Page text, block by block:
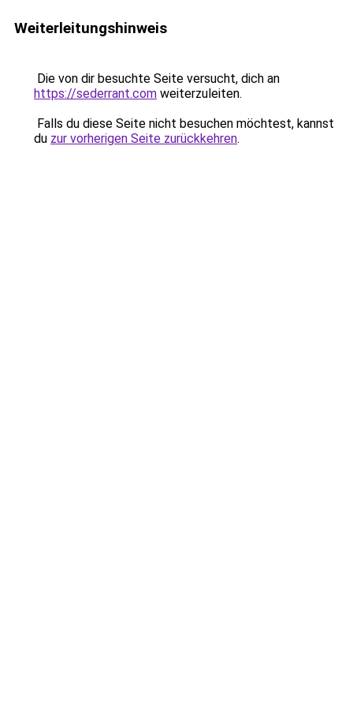
Weiterleitungshinweis
Die von dir besuchte Seite versucht, dich an
https://sederrant.com weiterzuleiten.
Falls du diese Seite nicht besuchen möchtest, kannst
du zur vorherigen Seite zurückkehren.